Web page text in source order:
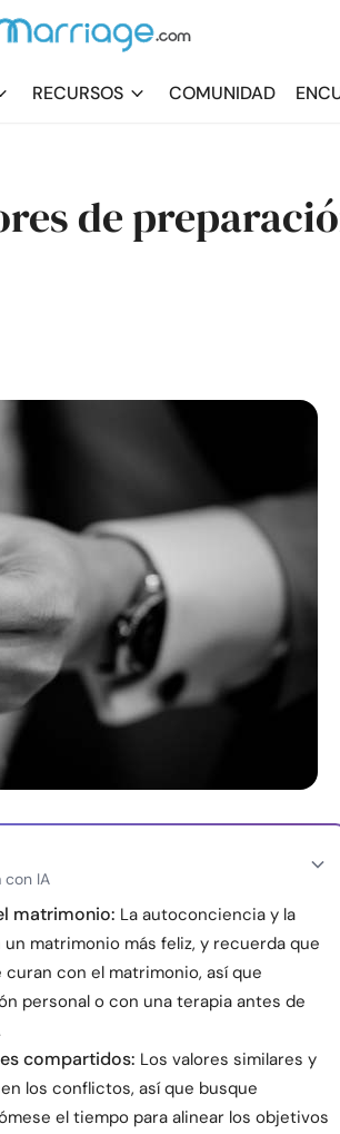
RECURSOS COMUNIDAD
de
con IA
matrimonio: La autoconciencia y la
matrimonio más feliz, y recuerda que
con el matrimonio, así que
personal o con una terapia antes de
compartidos: Los valores similares y
los conflictos, así que busque
el tiempo para alinear los objetivos